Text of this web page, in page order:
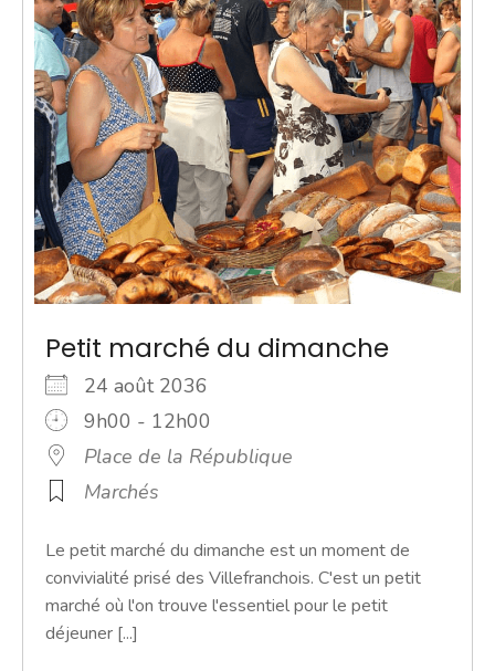
Petit marché du dimanche
24 août 2036
9h00 - 12h00
Place de la République
Marchés
Le petit marché du dimanche est un moment de
convivialité prisé des Villefranchois. C'est un petit
marché où l'on trouve l'essentiel pour le petit
déjeuner [...]